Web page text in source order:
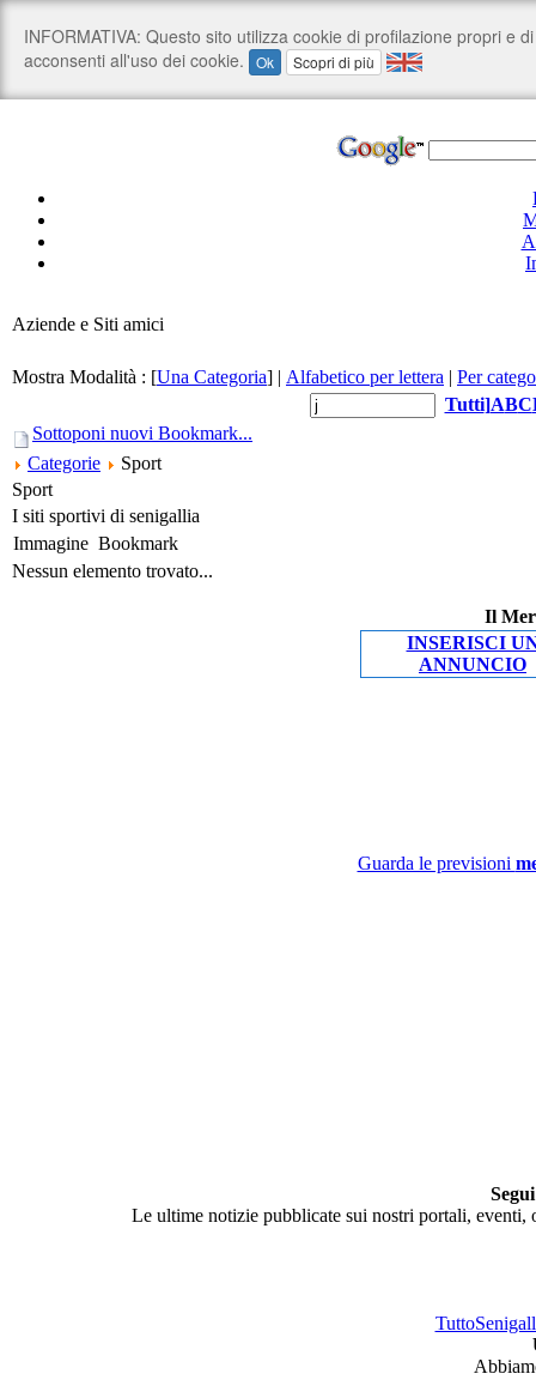
Aziende e Siti amici
Mostra Modalità : [Una Categoria] | Alfabetico per lettera | Per
Tutti]ABC
Sottoponi nuovi Bookmark...
Categorie
Sport
Sport
I siti sportivi di senigallia
Immagine Bookmark
Nessun elemento trovato...
Il
INSERISCI
ANNUNCIO
Guarda le previsioni
Le ultime notizie pubblicate sui nostri portali,